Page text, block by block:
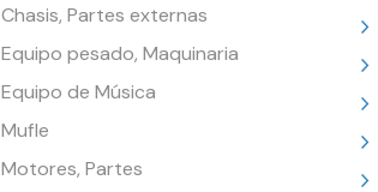
Chasis, Partes externas
Equipo pesado, Maquinaria
Equipo de Música
Mufle
Motores, Partes